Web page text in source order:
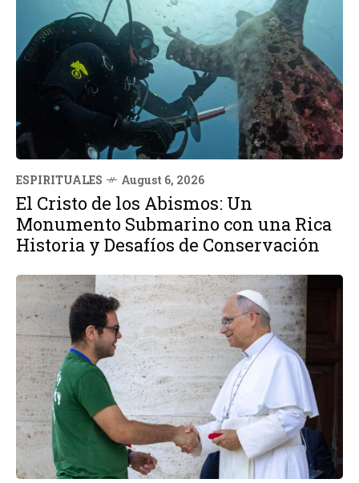
ESPIRITUALES August 6, 2026
El Cristo de los Abismos: Un
Monumento Submarino con una Rica
Historia y Desafíos de Conservación